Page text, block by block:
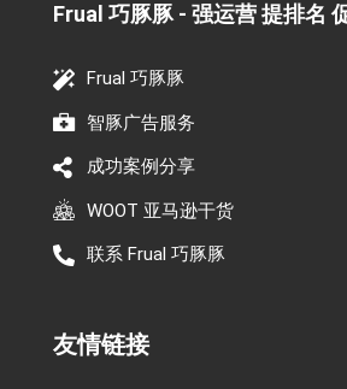
Frual 巧豚豚 - 强运营 提排名
Frual 巧豚豚
智豚广告服务
成功案例分享
WOOT 亚马逊干货
联系 Frual 巧豚豚
友情链接